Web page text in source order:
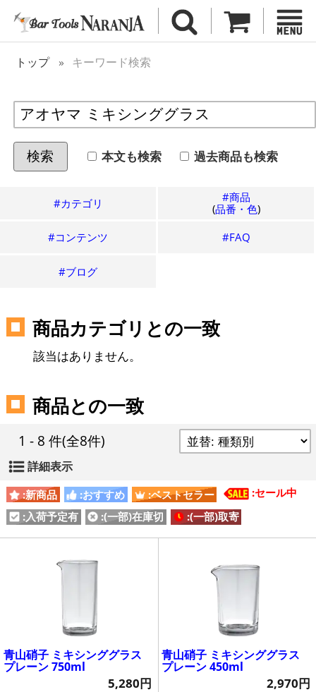
トップ キーワード検索
検索 本文も検索 過去商品も検索
#カテゴリ
#商品
(品番・色)
#コンテンツ #FAQ
#ブログ
商品カテゴリとの一致
該当はありません。
商品との一致
1 - 8 件(全8件)
詳細表示
:新商品 :おすすめ :ベストセラー
:セール中
:入荷予定有
:(一部)在庫切 :(一部)取寄
青山硝子 ミキシンググラス
プレーン 750ml
5,280円
青山硝子 ミキシンググラス
プレーン 450ml
2,970円